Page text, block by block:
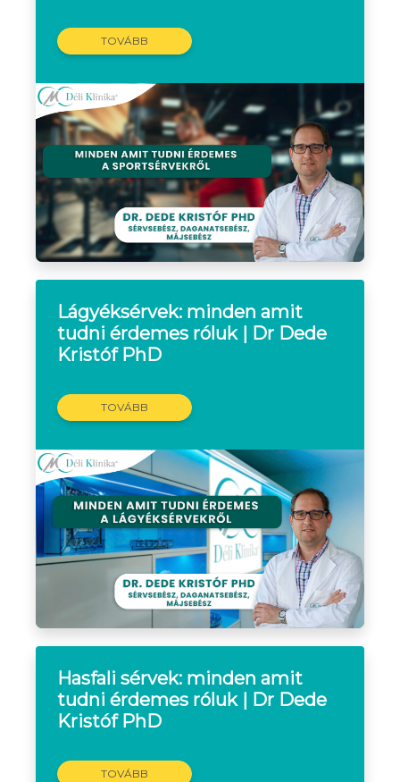
TOVÁBB
Lágyéksérvek: minden amit
tudni érdemes róluk | Dr Dede
Kristóf PhD
TOVÁBB
Hasfali sérvek: minden amit
tudni érdemes róluk | Dr Dede
Kristóf PhD
TOVÁBB